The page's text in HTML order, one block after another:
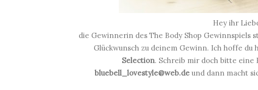
Hey ihr
die Gewinnerin des The Body Shop Gewinnspiels
Glückwunsch zu deinem Gewinn. Ich hoffe du
Selection. Schreib mir doch bitte eine
bluebell_lovestyle@web.deund dann macht